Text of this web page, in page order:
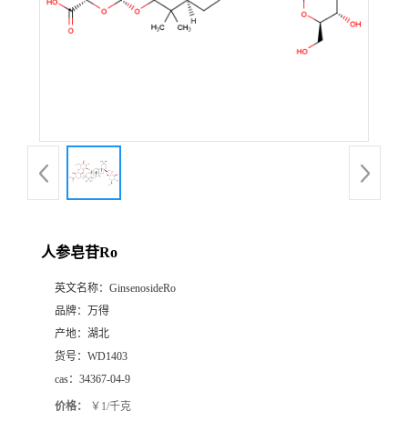
人参皂苷Ro
英文名称： GinsenosideRo
品牌： 万得
产地： 湖北
货号： WD1403
cas： 34367-04-9
价格： ￥1/千克